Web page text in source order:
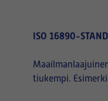
ISO 16890-
tiukempi.